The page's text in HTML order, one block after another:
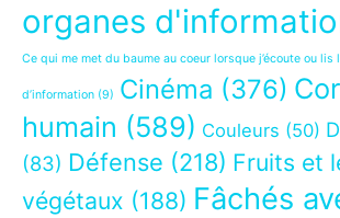
organes
Ce qui me met du baume au coeur lorsque j’écoute ou lis
d’information (9) Cinéma (376)
humain (589) Couleurs (50)
(83) Défense (218) Fruits et
végétaux (188) Fâchés